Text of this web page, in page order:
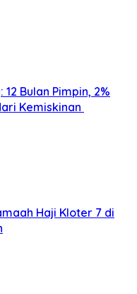
Bulan Pimpin, 2%
Kemiskinan
Haji Kloter 7 di